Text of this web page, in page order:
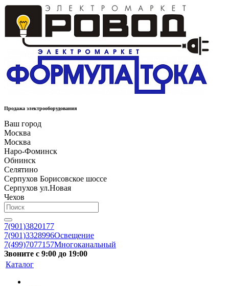
Продажа электрооборудования
Ваш город
Москва
Москва
Наро-Фоминск
Обнинск
Селятино
Серпухов Борисовское шоссе
Серпухов ул.Новая
Чехов
7(901)3820177
7(901)3328996Освещение
7(499)7077157Многоканальный
Звоните с 9:00 до 19:00
Каталог